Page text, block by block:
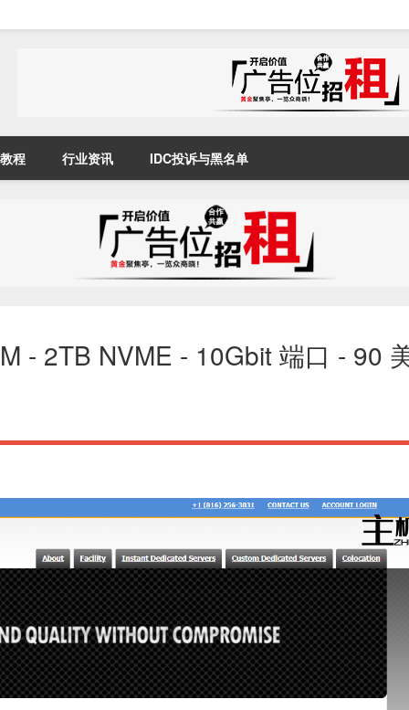
程 行业资讯 IDC投诉与黑名单
- 2TB NVME - 10Gbit 端口 - 90